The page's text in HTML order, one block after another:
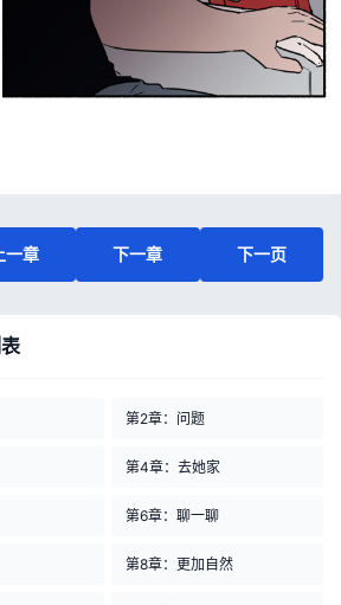
一章 下一章 下一页
第2章：问题
第4章：去她家
第6章：聊一聊
第8章：更加自然